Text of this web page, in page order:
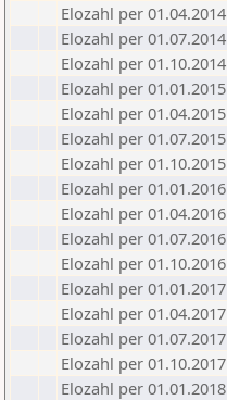
Elozahl per 01.04.2014
Elozahl per 01.07.2014
Elozahl per 01.10.2014
Elozahl per 01.01.2015
Elozahl per 01.04.2015
Elozahl per 01.07.2015
Elozahl per 01.10.2015
Elozahl per 01.01.2016
Elozahl per 01.04.2016
Elozahl per 01.07.2016
Elozahl per 01.10.2016
Elozahl per 01.01.2017
Elozahl per 01.04.2017
Elozahl per 01.07.2017
Elozahl per 01.10.2017
Elozahl per 01.01.2018